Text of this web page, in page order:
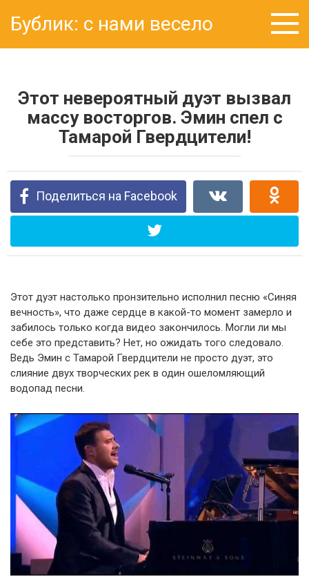
контенту
Бублик: с нами весело
Этот невероятный дуэт вызвал
массу восторгов. Эмин спел с
Тамарой Гвердцители!
Поделиться на Facebook
Этот дуэт настолько пронзительно исполнил песню «Синяя
вечность», что даже сердце в какой-то момент замерло и
забилось только когда видео закончилось. Могли ли мы
себе это представить? Нет, но ожидать того следовало.
Ведь Эмин с Тамарой Гвердцители не просто дуэт, это
слияние двух творческих рек в один ошеломляющий
водопад песни.